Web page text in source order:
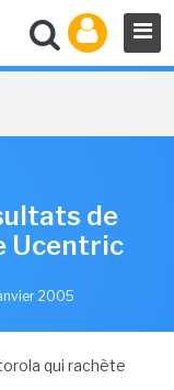
de
Ucentric
2005